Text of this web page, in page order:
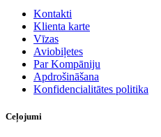
Kontakti
Klienta karte
Vīzas
Aviobiļetes
Par Kompāniju
Apdrošināšana
Konfidencialitātes politika
Ceļojumi